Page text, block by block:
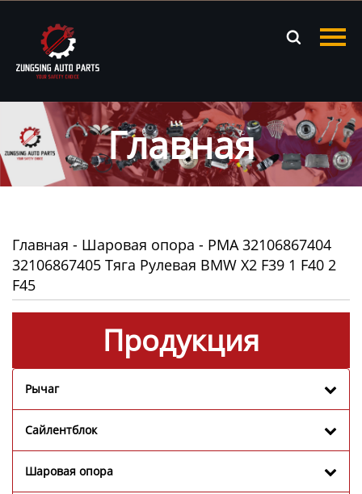

Главная
Продукция
Новости
О нас
Контакты
Главная
Главная - Шаровая опора - PMA 32106867404
32106867405 Тяга Рулевая BMW X2 F39 1 F40 2
F45
Продукция
Рычаг
Сайлентблок
Шаровая опора